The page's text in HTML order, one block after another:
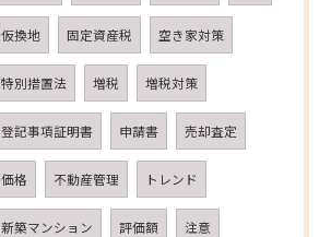
仮換地 固定資産税 空き家対策
特別措置法 増税 増税対策
登記事項証明書 申請書 売却査定
価格 不動産管理 トレンド
新築マンション 評価額 注意